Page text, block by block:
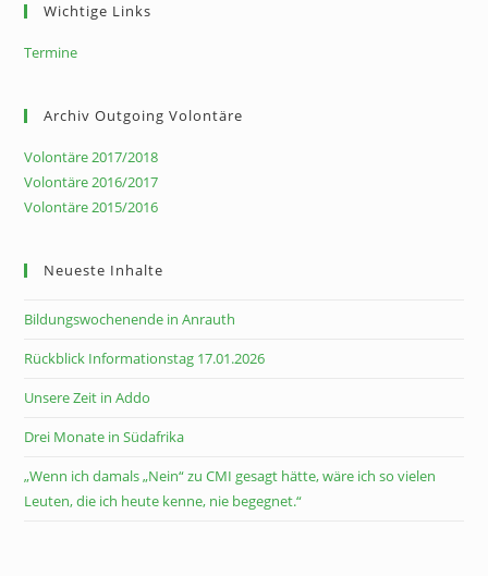
Wichtige Links
Termine
Archiv Outgoing Volontäre
Volontäre 2017/2018
Volontäre 2016/2017
Volontäre 2015/2016
Neueste Inhalte
Bildungswochenende in Anrauth
Rückblick Informationstag 17.01.2026
Unsere Zeit in Addo
Drei Monate in Südafrika
„Wenn ich damals „Nein“ zu CMI gesagt hätte, wäre ich so vielen
Leuten, die ich heute kenne, nie begegnet.“